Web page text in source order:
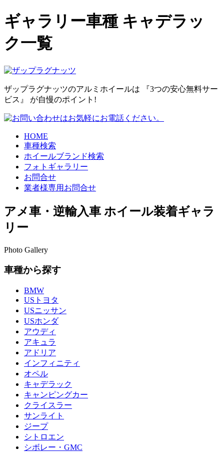
ギャラリー車種 キャデラッ
ク一覧
ザップラグナッツのアルミホイールは
『3つの安心無料サー
ビス』 が自慢のポイント!
HOME
車種検索
ホイールブランド検索
フォトギャラリー
お問合せ
業者様専用お問合せ
アメ車・逆輸入車 ホイール装着ギャラ
リー
Photo Gallery
車種から探す
BMW
USトヨタ
USニッサン
USホンダ
アウディ
アキュラ
アドリア
インフィニティ
オペル
キャデラック
キャンピングカー
クライスラー
サンライト
ジープ
シトロエン
シボレー・GMC